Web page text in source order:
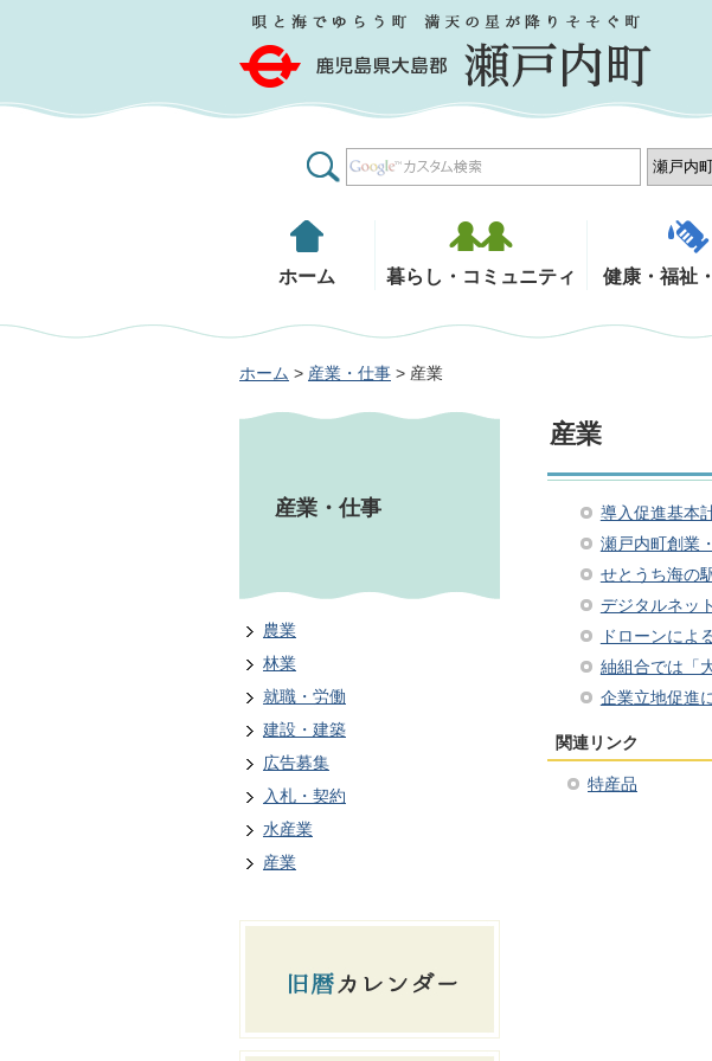
鹿児島県大島郡 瀬戸内町
ホーム 暮らし・コミュニティ 健康・福祉
ホーム > 産業・仕事 > 産業
産業・仕事
農業
林業
就職・労働
建設・建築
広告募集
入札・契約
水産業
産業
産業
導入促進基本
瀬戸内町創業
せとうち海の
デジタルネッ
ドローンによ
紬組合では「
企業立地促進
関連リンク
特産品